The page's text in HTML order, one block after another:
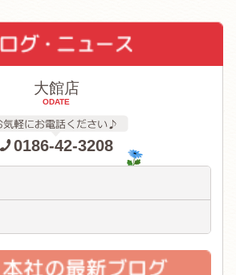
大館店
ODATE
0186-42-3208